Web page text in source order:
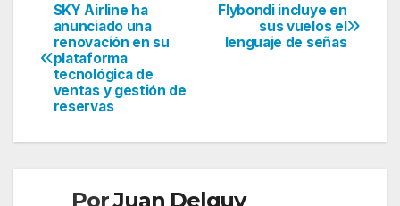
Navegación
de
entradas
Flybondi incluye en
sus vuelos el
lenguaje de señas
SKY Airline ha
anunciado una
renovación en su
plataforma
tecnológica de
ventas y gestión de
reservas
PorJuan Delguy